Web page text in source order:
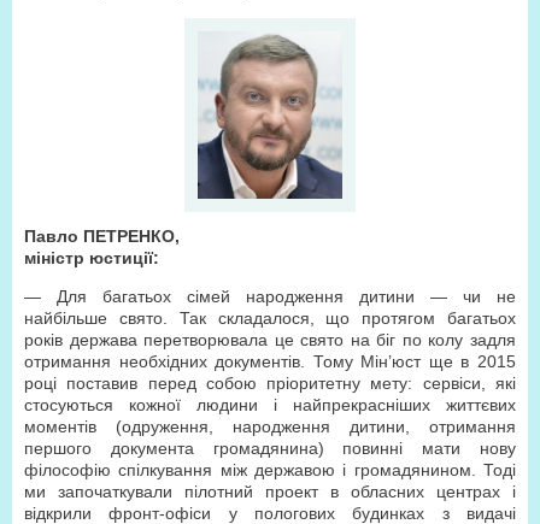
Павло ПЕТРЕНКО,
міністр юстиції:
— Для багатьох сімей народження дитини — чи не
найбільше свято. Так складалося, що протягом багатьох
років держава перетворювала це свято на біг по колу задля
отримання необхідних документів. Тому Мін’юст ще в 2015
році поставив перед собою пріоритетну мету: сервіси, які
стосуються кожної людини і найпрекрасніших життєвих
моментів (одруження, народження дитини, отримання
першого документа громадянина) повинні мати нову
філософію спілкування між державою і громадянином. Тоді
ми започаткували пілотний проект в обласних центрах і
відкрили фронт-офіси у пологових будинках з видачі